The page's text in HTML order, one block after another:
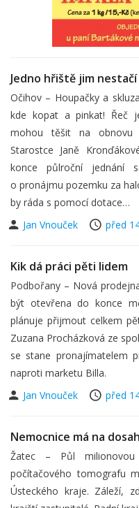
Jedno hřiště jim nestačí
Očihov – Houpačky a
kde kopat a pinkat! Řeč
mohou těšit na obnovu
Starostce Janě
konce půlroční jednání
o pronájmu pozemku za
by ráda s pomocí dotace…
Jan Vnouček
před
Kik dá práci pěti lidem
Podbořany – Nová
být otevřena do konce
plánuje přijmout celkem
Zuzana Procházková ze
se stane pronajímatelem
naproti marketu Billa.
Jan Vnouček
před
Nemocnice má na
Žatec – Půl
počítačového tomografu
Ústeckého kraje. Záleží,